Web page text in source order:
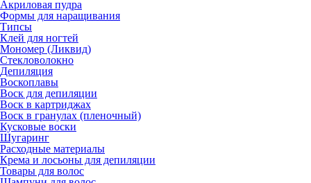
Акриловая пудра
Формы для наращивания
Типсы
Клей для ногтей
Мономер (Ликвид)
Стекловолокно
Депиляция
Воскоплавы
Воск для депиляции
Воск в картриджах
Воск в гранулах (пленочный)
Кусковые воски
Шугаринг
Расходные материалы
Крема и лосьоны для депиляции
Товары для волос